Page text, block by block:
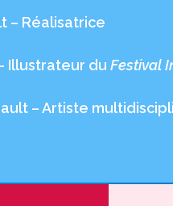
– Réalisatrice
Illustrateur du Festival
– Artiste